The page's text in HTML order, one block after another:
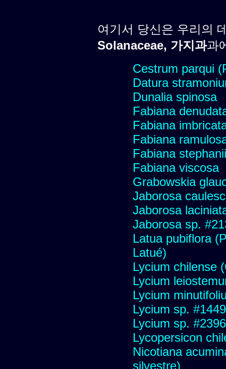
여기서 당신은 우리의
Solanaceae, 가지과과
Cestrum parqui
Datura
Dunalia spinosa
Fabiana
Fabiana
Fabiana
Fabiana stephanii
Fabiana viscosa
Grabowskia
Jaborosa
Jaborosa
Jaborosa sp.
Latua pubiflora
Latué)
Lycium chilense
Lycium
Lycium
Lycium sp. #1449
Lycium sp. #2396
Lycopersicon
Nicotiana
silvestre)